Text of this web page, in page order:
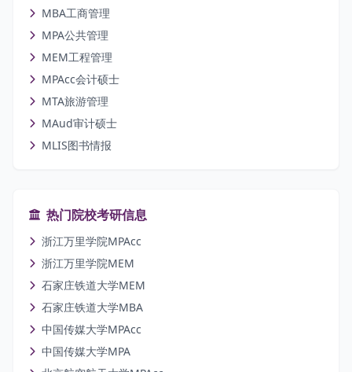
MBA工商管理
MPA公共管理
MEM工程管理
MPAcc会计硕士
MTA旅游管理
MAud审计硕士
MLIS图书情报
热门院校考研信息
浙江万里学院MPAcc
浙江万里学院MEM
石家庄铁道大学MEM
石家庄铁道大学MBA
中国传媒大学MPAcc
中国传媒大学MPA